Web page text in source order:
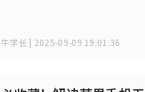
牛学长 | 2025-09-09 19:01:36